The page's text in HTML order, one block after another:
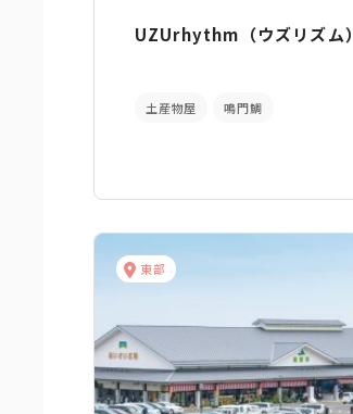
UZUrhythm（ウズリズム）
土産物屋 鳴門鯛
東部